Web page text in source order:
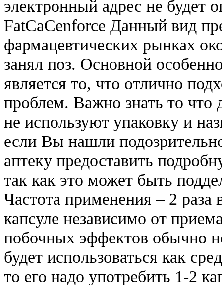
электронный адрес не будет
FatCaCenforce Данный вид
фармацевтических рынках
занял поз. Основной
является то, что отлично
проблем. Важно знать то что
не используют упаковку и
если Вы нашли
аптеку предоставить
так как это может быть
Частота применения – 2
капсуле независимо от
побочных эффектов обычно
будет использоваться как
то его надо употребить 1-2